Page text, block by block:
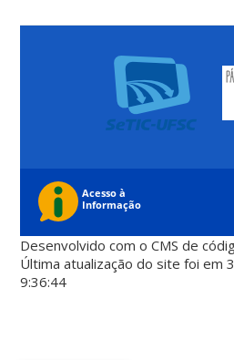
Desenvolvido com o CMS de
Última atualização do site foi em
9:36:44